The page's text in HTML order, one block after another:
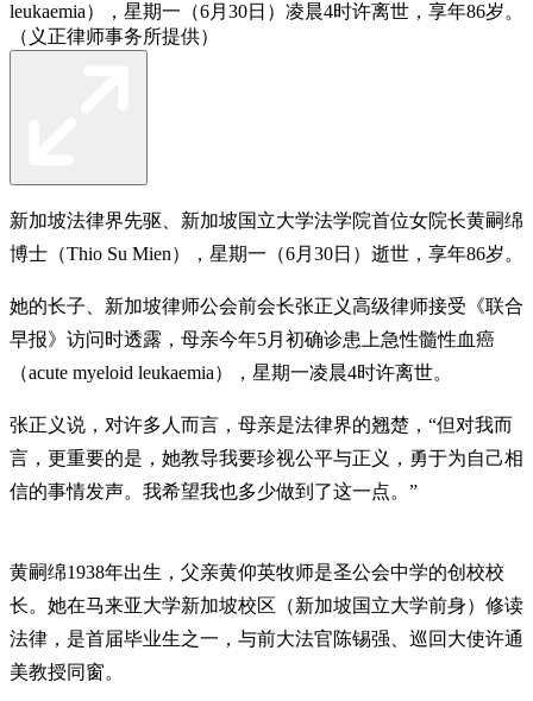
leukaemia），星期一（6月30日）凌晨4时许离世，享年86岁。
（义正律师事务所提供）
新加坡法律界先驱、新加坡国立大学法学院首位女院长黄嗣绵
博士（Thio Su Mien），星期一（6月30日）逝世，享年86岁。
她的长子、新加坡律师公会前会长张正义高级律师接受《联合
早报》访问时透露，母亲今年5月初确诊患上急性髓性血癌
（acute myeloid leukaemia），星期一凌晨4时许离世。
张正义说，对许多人而言，母亲是法律界的翘楚，“但对我而
言，更重要的是，她教导我要珍视公平与正义，勇于为自己相
信的事情发声。我希望我也多少做到了这一点。”
黄嗣绵1938年出生，父亲黄仰英牧师是圣公会中学的创校校
长。她在马来亚大学新加坡校区（新加坡国立大学前身）修读
法律，是首届毕业生之一，与前大法官陈锡强、巡回大使许通
美教授同窗。